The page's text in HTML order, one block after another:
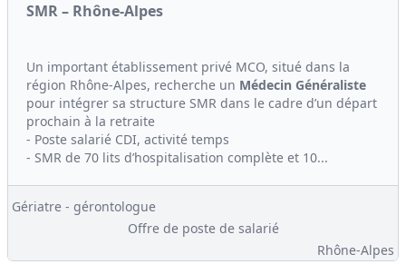
SMR – Rhône-Alpes
Un important établissement privé MCO, situé dans la
région Rhône-Alpes, recherche un Médecin Généraliste
pour intégrer sa structure SMR dans le cadre d’un départ
prochain à la retraite
- Poste salarié CDI, activité temps
- SMR de 70 lits d’hospitalisation complète et 10...
Gériatre - gérontologue
Offre de poste de salarié
Rhône-Alpes